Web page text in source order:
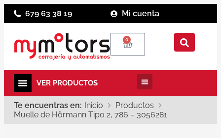
679 63 38 19 Mi cuenta
0
Te encuentras en: Inicio
Productos
Muelle de Hörmann Tipo 2, 786 – 3056281